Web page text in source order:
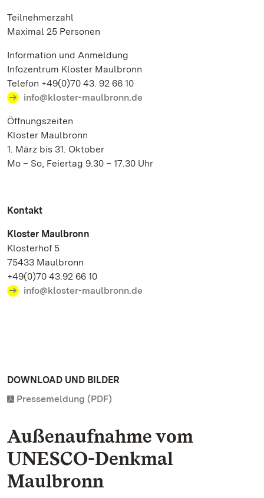
Teilnehmerzahl
Maximal 25 Personen
Information und Anmeldung
Infozentrum Kloster Maulbronn
Telefon +49(0)70 43. 92 66 10
info@kloster-maulbronn.de
Öffnungszeiten
Kloster Maulbronn
1. März bis 31. Oktober
Mo – So, Feiertag 9.30 – 17.30 Uhr
Kontakt
Kloster Maulbronn
Klosterhof 5
75433 Maulbronn
+49(0)70 43.92 66 10
info@kloster-maulbronn.de
DOWNLOAD UND BILDER
Pressemeldung (PDF)
Außenaufnahme vom
UNESCO-Denkmal
Maulbronn